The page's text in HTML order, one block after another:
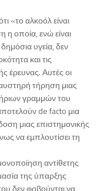
«το αλκοόλ είναι
η οποία, ενώ είναι
υγεία, δεν
και τις
έρευνας. Αυτές οι
τήρηση μιας
γραμμών του
de facto μια
μιας επιστημονικής
να εμπλουτίσει τη
αντίθετης
της ύπαρξης
δεν φοβούνται να